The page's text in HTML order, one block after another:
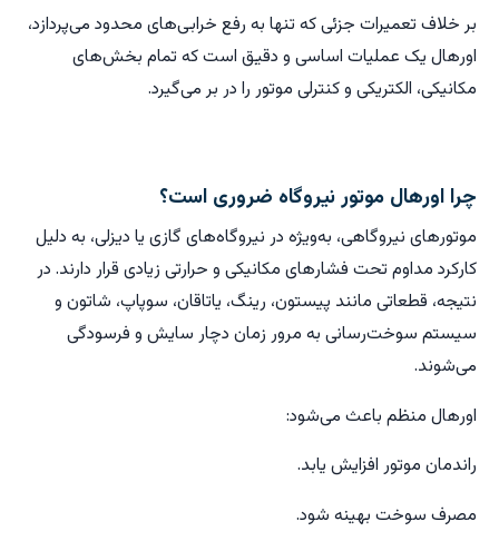
بر خلاف تعمیرات جزئی که تنها به رفع خرابی‌های محدود می‌پردازد،
اورهال یک عملیات اساسی و دقیق است که تمام بخش‌های
مکانیکی، الکتریکی و کنترلی موتور را در بر می‌گیرد.
چرا اورهال موتور نیروگاه ضروری است؟
موتورهای نیروگاهی، به‌ویژه در نیروگاه‌های گازی یا دیزلی، به دلیل
کارکرد مداوم تحت فشارهای مکانیکی و حرارتی زیادی قرار دارند. در
نتیجه، قطعاتی مانند پیستون، رینگ، یاتاقان، سوپاپ، شاتون و
سیستم سوخت‌رسانی به مرور زمان دچار سایش و فرسودگی
می‌شوند.
اورهال منظم باعث می‌شود:
راندمان موتور افزایش یابد.
مصرف سوخت بهینه شود.